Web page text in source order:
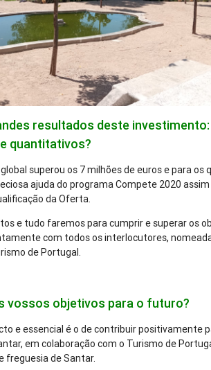
resultados deste investimento:
quantitativos?
superou os 7 milhões de euros e para os
ajuda do programa Compete 2020
da Oferta.
e tudo faremos para cumprir e superar os
com todos os interlocutores,
de Portugal.
vossos objetivos para o futuro?
e essencial é o de contribuir positivamente
em colaboração com o Turismo de
freguesia de Santar.